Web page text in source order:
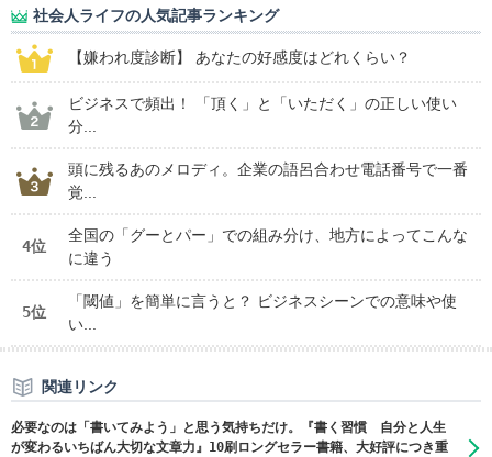
社会人ライフの人気記事ランキング
【嫌われ度診断】 あなたの好感度はどれくらい？
ビジネスで頻出！ 「頂く」と「いただく」の正しい使い
分...
頭に残るあのメロディ。企業の語呂合わせ電話番号で一番
覚...
4位
全国の「グーとパー」での組み分け、地方によってこんな
に違う
5位
「閾値」を簡単に言うと？ ビジネスシーンでの意味や使
い...
関連リンク
必要なのは「書いてみよう」と思う気持ちだけ。『書く習慣 自分と人生
が変わるいちばん大切な文章力』10刷ロングセラー書籍、大好評につき重